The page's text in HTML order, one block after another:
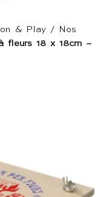
& Play/
Nos
fleurs 18 x 18cm –